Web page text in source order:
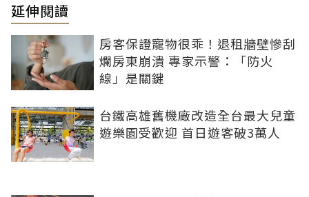
延伸閱讀
房客保證寵物很乖！退租牆壁慘刮
爛房東崩潰 專家示警：「防火
線」是關鍵
台鐵高雄舊機廠改造全台最大兒童
遊樂園受歡迎 首日遊客破3萬人